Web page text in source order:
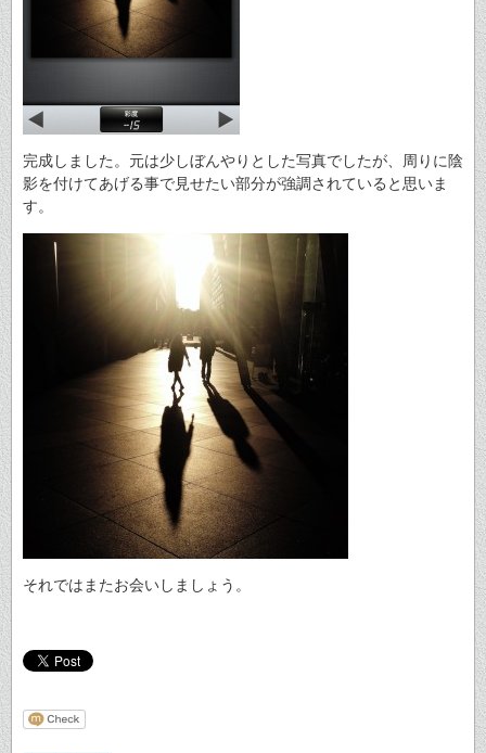
完成しました。元は少しぼんやりとした写真でしたが、周りに陰
影を付けてあげる事で見せたい部分が強調されていると思いま
す。
それではまたお会いしましょう。